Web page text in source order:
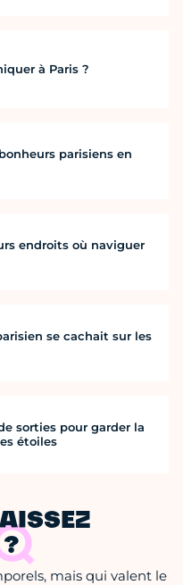
à Paris ?
parisiens en
endroits où naviguer
se cachait sur les
sorties pour garder la
étoiles
?
mais qui valent le